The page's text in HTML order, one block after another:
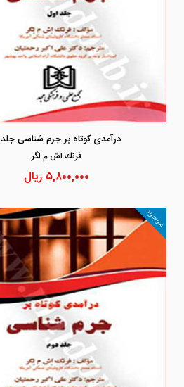
درآمدی کوتاه بر جرم شناسی جلد 1
فرنك اش م لگر
۵,۸۰۰,۰۰۰ ریال
موجود